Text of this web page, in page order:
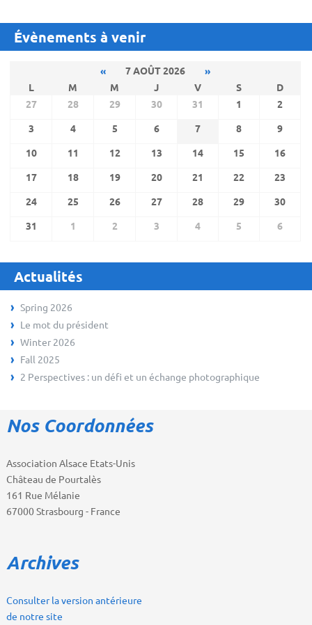
Évènements à venir
« 7 AOÛT 2026
»
L
M M J V S
D
27
28 29 30 31 1
2
3
4 5 6 7 8
9
10
11 12 13 14 15
16
17
18 19 20 21 22
23
24
25 26 27 28 29
30
31
1 2 3 4 5 6
Actualités
Spring 2026
Le mot du président
Winter 2026
Fall 2025
2 Perspectives : un défi et un échange photographique
Nos Coordonnées
Association Alsace Etats-Unis
Château de Pourtalès
161 Rue Mélanie
67000 Strasbourg - France
Archives
Consulter la version antérieure
de notre site